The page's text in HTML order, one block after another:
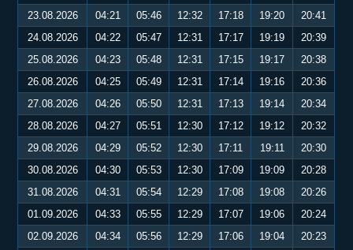
23.08.2026
04:21 05:46 12:32 17:18 19:20
20:41
24.08.2026
04:22 05:47 12:31 17:17 19:19
20:39
25.08.2026
04:23 05:48 12:31 17:15 19:17
20:38
26.08.2026
04:25 05:49 12:31 17:14 19:16
20:36
27.08.2026
04:26 05:50 12:31 17:13 19:14
20:34
28.08.2026
04:27 05:51 12:30 17:12 19:12
20:32
29.08.2026
04:29 05:52 12:30 17:11 19:11
20:30
30.08.2026
04:30 05:53 12:30 17:09 19:09
20:28
31.08.2026
04:31 05:54 12:29 17:08 19:08
20:26
01.09.2026
04:33 05:55 12:29 17:07 19:06
20:24
02.09.2026
04:34 05:56 12:29 17:06 19:04
20:23